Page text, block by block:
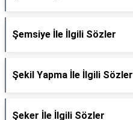
Şemsiye İle İlgili Sözler
Şekil Yapma İle İlgili Sözler
Şeker İle İlgili Sözler